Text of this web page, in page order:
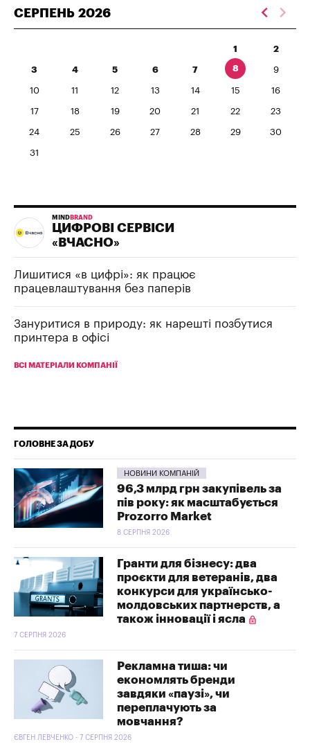
СЕРПЕНЬ 2026
1 2
3 4 5 6 7 8 9
10 11 12 13 14 15 16
17 18 19 20 21 22 23
24 25 26 27 28 29 30
31
MIND BRAND
ЦИФРОВІ СЕРВІСИ
«ВЧАСНО»
Лишитися «в цифрі»: як працює
працевлаштування без паперів
Зануритися в природу: як нарешті позбутися
принтера в офісі
ВСІ МАТЕРІАЛИ КОМПАНІЇ
ГОЛОВНЕ ЗА ДОБУ
НОВИНИ КОМПАНІЙ
96,3 млрд грн закупівель за
пів року: як масштабується
Prozorro Market
8 СЕРПНЯ 2026
Гранти для бізнесу: два
проєкти для ветеранів, два
конкурси для українсько-
молдовських партнерств, а
також інновації і ясла
7 СЕРПНЯ 2026
Рекламна тиша: чи
економлять бренди
завдяки «паузі», чи
переплачують за
мовчання?
ЄВГЕН ЛЕВЧЕНКО - 7 СЕРПНЯ 2026